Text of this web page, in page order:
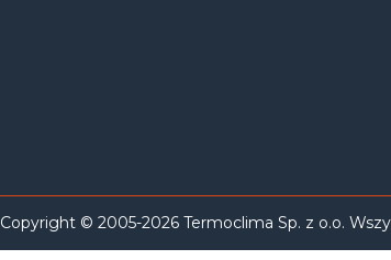
Copyright © 2005-2026 Termoclima Sp. z o.o.